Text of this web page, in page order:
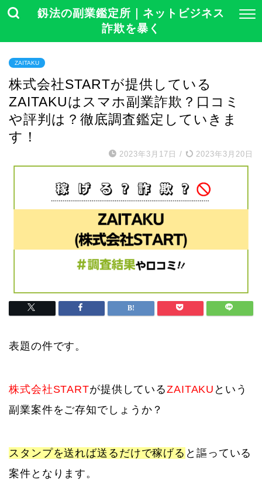
釼法の副業鑑定所｜ネットビジネス
詐欺を暴く
ZAITAKU
株式会社STARTが提供している
ZAITAKUはスマホ副業詐欺？口コミ
や評判は？徹底調査鑑定していきま
す！
2023年3月17日 / 2023年3月20日
表題の件です。
株式会社STARTが提供しているZAITAKU という
副業案件をご存知でしょうか？
スタンプを送れば送るだけで稼げる と謳っている
案件となります。